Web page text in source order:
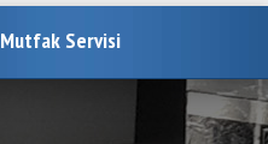
Mutfak Servisi